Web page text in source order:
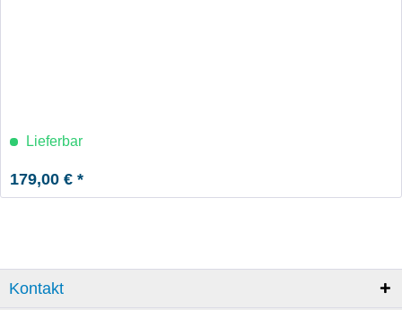
Lieferbar
179,00 € *
Kontakt